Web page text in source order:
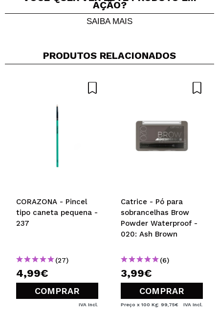
Compartilhar um vídeo ou uma foto
AÇÃO?
SAIBA MAIS
PRODUTOS RELACIONADOS
CORAZONA - Pincel
tipo caneta pequena -
237
(27)
4,99€
COMPRAR
IVA Incl.
Catrice - Pó para
sobrancelhas Brow
Powder Waterproof -
020: Ash Brown
(6)
3,99€
COMPRAR
Preço x 100 Kg: 99,75€ IVA Incl.